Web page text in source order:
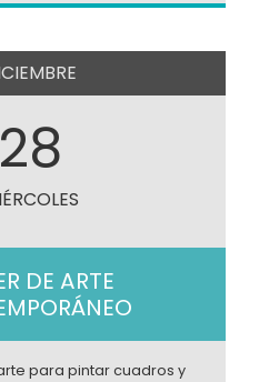
28
DE ARTE
para pintar cuadros y